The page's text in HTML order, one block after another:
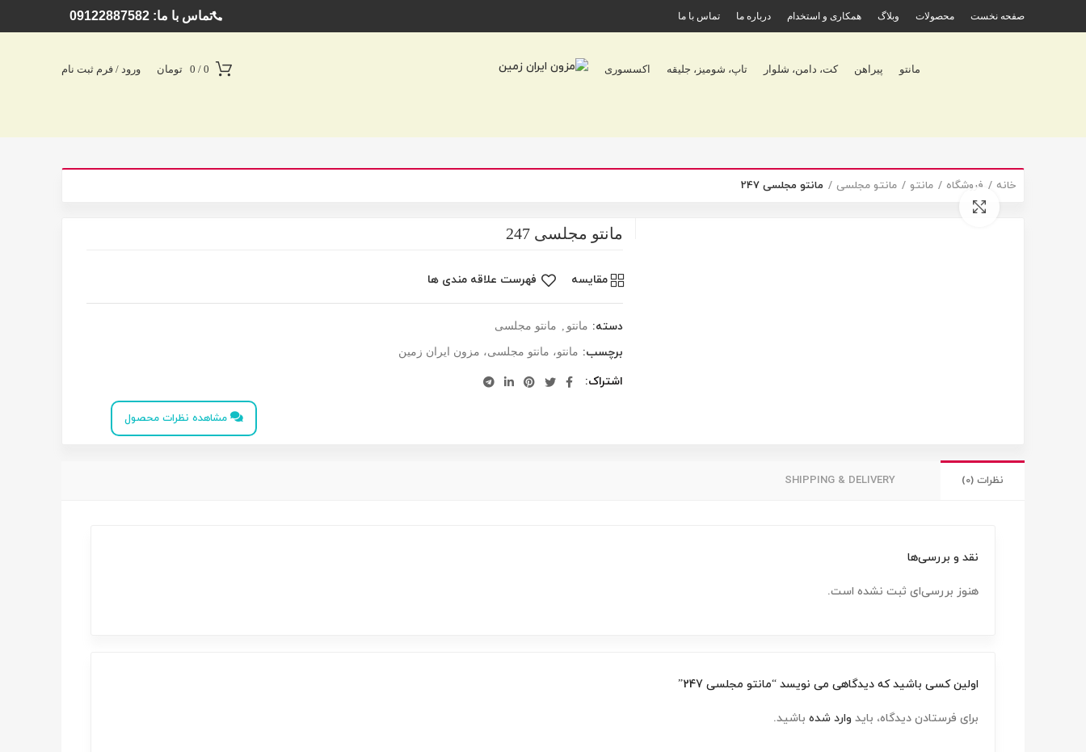
صفحه نخست محصولات وبلاگ همکاری و استخدام درباره ما تماس با ما تماس با ما: 09122887582
مانتو پیراهن کت، دامن، شلوار تاپ، شومیز، جلیقه اکسسوری 0
/
0 تومان ورود / فرم ثبت نام
خانه فروشگاه مانتو مانتو مجلسی
مانتو مجلسی 247
مانتو مجلسی 247
مقایسه فهرست علاقه مندی ها
دسته: مانتو , مانتو مجلسی
برچسب: مانتو، مانتو مجلسی، مزون ایران زمین
اشتراک
مشاهده نظرات محصول
نظرات (0) SHIPPING & DELIVERY
نقد و بررسی‌ها
هنوز بررسی‌ای ثبت نشده است.
اولین کسی باشید که دیدگاهی می نویسد “مانتو مجلسی 247”
برای فرستادن دیدگاه، باید وارد شده باشید.